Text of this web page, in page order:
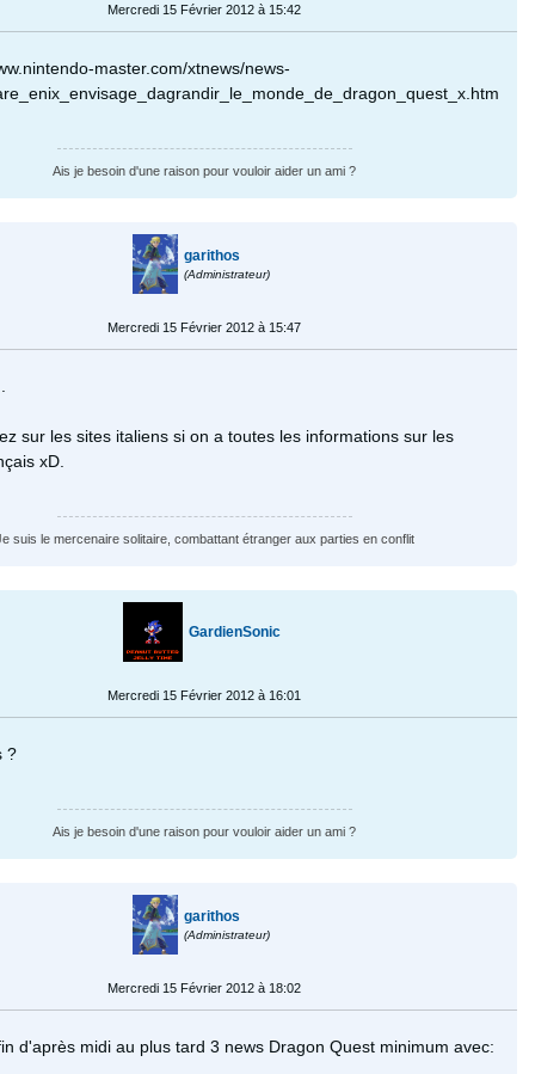
Mercredi 15 Février 2012 à 15:42
master.com/xtnews/news-
Ais je besoin d'une raison pour vouloir aider un ami ?
garithos
(Administrateur)
Mercredi 15 Février 2012 à 15:47
sur les sites italiens si on a toutes les informations sur les
xD.
suis le mercenaire solitaire, combattant étranger aux parties en conflit
GardienSonic
Mercredi 15 Février 2012 à 16:01
?
Ais je besoin d'une raison pour vouloir aider un ami ?
garithos
(Administrateur)
Mercredi 15 Février 2012 à 18:02
d'après midi au plus tard 3 news Dragon Quest minimum avec: